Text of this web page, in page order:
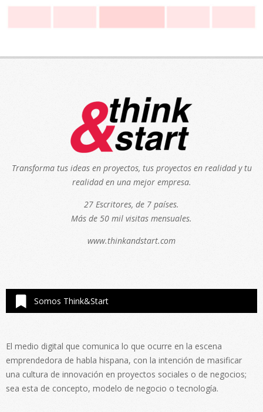
Transforma tus ideas en proyectos, tus proyectos en realidad y tu
realidad en una mejor empresa.
27 Escritores, de 7 países.
Más de 50 mil visitas mensuales.
www.thinkandstart.com
Somos Think&Start
El medio digital que comunica lo que ocurre en la escena
emprendedora de habla hispana, con la intención de masificar
una cultura de innovación en proyectos sociales o de negocios;
sea esta de concepto, modelo de negocio o tecnología.